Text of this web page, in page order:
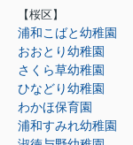
【桜区】
浦和こばと幼稚園
おおとり幼稚園
さくら草幼稚園
ひなどり幼稚園
わかほ保育園
浦和すみれ幼稚園